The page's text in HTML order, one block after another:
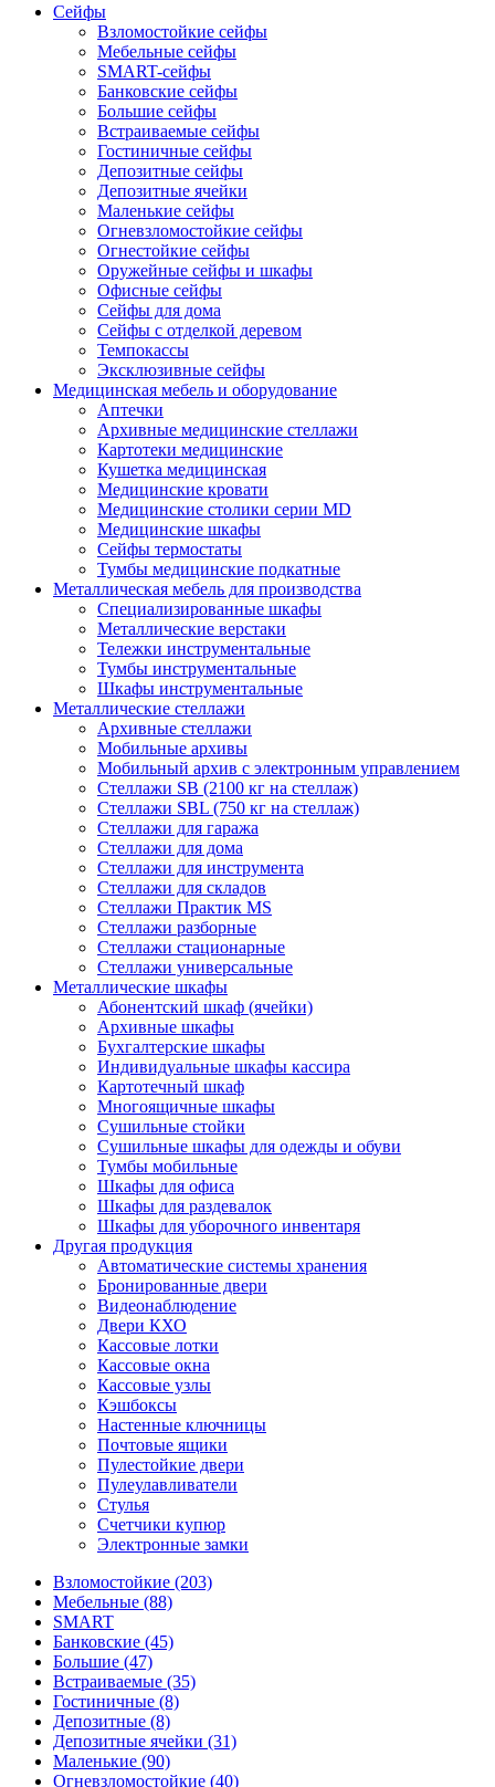
Сейфы
Взломостойкие сейфы
Мебельные сейфы
SMART-сейфы
Банковские сейфы
Большие сейфы
Встраиваемые сейфы
Гостиничные сейфы
Депозитные сейфы
Депозитные ячейки
Маленькие сейфы
Огневзломостойкие сейфы
Огнестойкие сейфы
Оружейные сейфы и шкафы
Офисные сейфы
Сейфы для дома
Сейфы с отделкой деревом
Темпокассы
Эксклюзивные сейфы
Медицинская мебель и оборудование
Аптечки
Архивные медицинские стеллажи
Картотеки медицинские
Кушетка медицинская
Медицинские кровати
Медицинские столики серии MD
Медицинские шкафы
Сейфы термостаты
Тумбы медицинские подкатные
Металлическая мебель для производства
Cпециализированные шкафы
Металлические верстаки
Тележки инструментальные
Тумбы инструментальные
Шкафы инструментальные
Металлические стеллажи
Архивные стеллажи
Мобильные архивы
Мобильный архив с электронным управлением
Стеллажи SB (2100 кг на стеллаж)
Стеллажи SBL (750 кг на стеллаж)
Стеллажи для гаража
Стеллажи для дома
Стеллажи для инструмента
Стеллажи для складов
Стеллажи Практик MS
Стеллажи разборные
Стеллажи стационарные
Стеллажи универсальные
Металлические шкафы
Абонентский шкаф (ячейки)
Архивные шкафы
Бухгалтерские шкафы
Индивидуальные шкафы кассира
Картотечный шкаф
Многоящичные шкафы
Сушильные стойки
Сушильные шкафы для одежды и обуви
Тумбы мобильные
Шкафы для офиса
Шкафы для раздевалок
Шкафы для уборочного инвентаря
Другая продукция
Автоматические системы хранения
Бронированные двери
Видеонаблюдение
Двери КХО
Кассовые лотки
Кассовые окна
Кассовые узлы
Кэшбоксы
Настенные ключницы
Почтовые ящики
Пулестойкие двери
Пулеулавливатели
Стулья
Счетчики купюр
Электронные замки
Взломостойкие (203)
Мебельные (88)
SMART
Банковские (45)
Большие (47)
Встраиваемые (35)
Гостиничные (8)
Депозитные (8)
Депозитные ячейки (31)
Маленькие (90)
Огневзломостойкие (40)